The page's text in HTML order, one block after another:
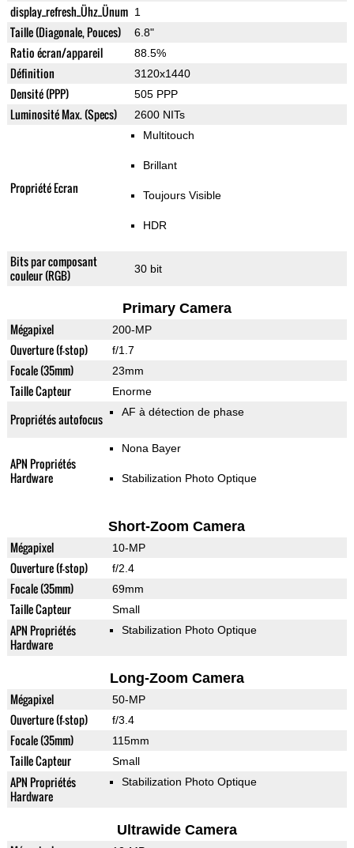
display_refresh_Ühz_Ünum 1
Taille (Diagonale, Pouces) 6.8"
Ratio écran/appareil 88.5%
Définition 3120x1440
Densité (PPP) 505 PPP
Luminosité Max. (Specs) 2600 NITs
Propriété Ecran
Multitouch
Brillant
Toujours Visible
HDR
Bits par composant
couleur (RGB)
30 bit
Primary Camera
Mégapixel 200-MP
Ouverture (f-stop) f/1.7
Focale (35mm) 23mm
Taille Capteur Enorme
Propriétés autofocus AF à détection de phase
APN Propriétés
Hardware
Nona Bayer
Stabilization Photo Optique
Short-Zoom Camera
Mégapixel 10-MP
Ouverture (f-stop) f/2.4
Focale (35mm) 69mm
Taille Capteur Small
APN Propriétés
Hardware
Stabilization Photo Optique
Long-Zoom Camera
Mégapixel 50-MP
Ouverture (f-stop) f/3.4
Focale (35mm) 115mm
Taille Capteur Small
APN Propriétés
Hardware
Stabilization Photo Optique
Ultrawide Camera